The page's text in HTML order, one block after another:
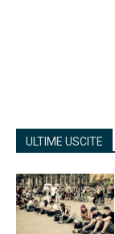
ULTIME USCITE